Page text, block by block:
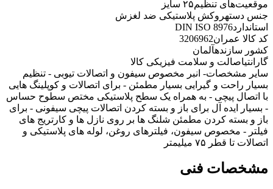
موقعیت‌های تنظیم۲۵ سایز
جنس دستهروکش پلاستیکی ضد لغزش
استانداردDIN ISO 8976
کد کالا عمران3206962
کشور سازندهآلمان
گارانتیاصالت و سلامت فیزیکی کالا
سایر مشخصات- انبر مخصوص سیفون و اتصالات تیوبی - تنظیم
بسیار راحت و گیرایی بسیار مطمئن - برای اتصالات و کوپلینگ هایی
با اتصال پیچی - به همراه یک سطح پلاستیکی مختص سطوح حساس
- بسیار ایده آل برای باز و بسته کردن اتصالات پیچی سیفونی - برای
باز و بسته کردن مطمئن شلنگ ها بر روی نازل ها و کارتریج های
فیلتر - مخصوص سیفون، فیلترهای روغن، لوله های پلاستیکی و
اتصالات تا قطر ۷۵ میلیمتر
مشخصات فنی